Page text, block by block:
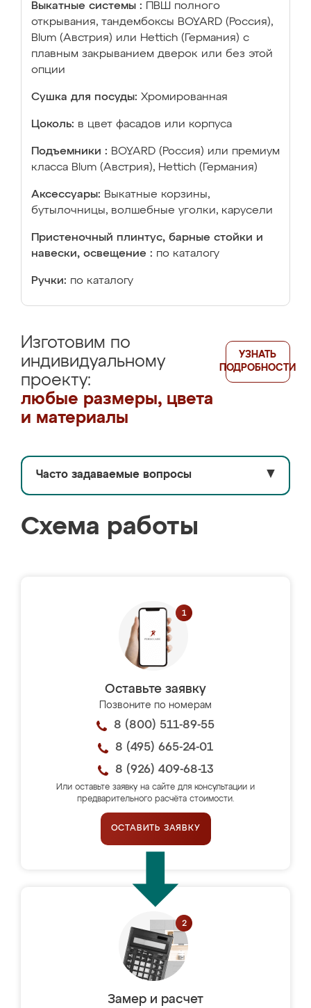
Выкатные системы :
ПВШ полного
открывания, тандембоксы BOYARD (Россия),
Blum (Австрия) или Hettich (Германия) с
плавным закрыванием дверок или без этой
опции
Сушка для посуды: Хромированная
Цоколь: в цвет фасадов или корпуса
Подъемники : BOYARD (Россия) или премиум
класса Blum (Австрия), Hettich (Германия)
Аксессуары: Выкатные корзины,
бутылочницы, волшебные уголки, карусели
Пристеночный плинтус, барные стойки и
навески, освещение : по каталогу
Ручки: по каталогу
Изготовим по
индивидуальному
проекту:
любые размеры, цвета
и материалы
УЗНАТЬ
ПОДРОБНОСТИ
Часто задаваемые вопросы ▼
Схема работы
Оставьте заявку
Позвоните по номерам
8 (800) 511-89-55
8 (495) 665-24-01
8 (926) 409-68-13
Или оставьте заявку на сайте для консультации и
предварительного расчёта стоимости.
ОСТАВИТЬ ЗАЯВКУ
Замер и расчет